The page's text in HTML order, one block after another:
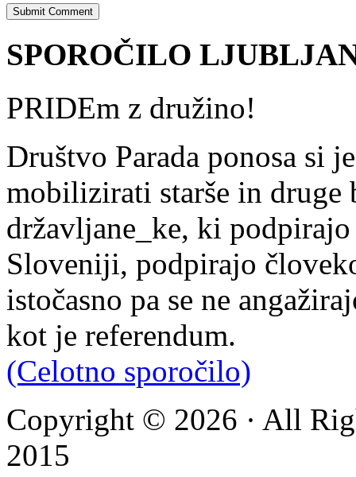
SPOROČILO
PRIDEm z družino!
Društvo Parada ponosa si
mobilizirati starše in
državljane_ke, ki
Sloveniji, podpirajo
istočasno pa se ne
kot je referendum.
(Celotno sporočilo)
Copyright © 2026 · All
2015